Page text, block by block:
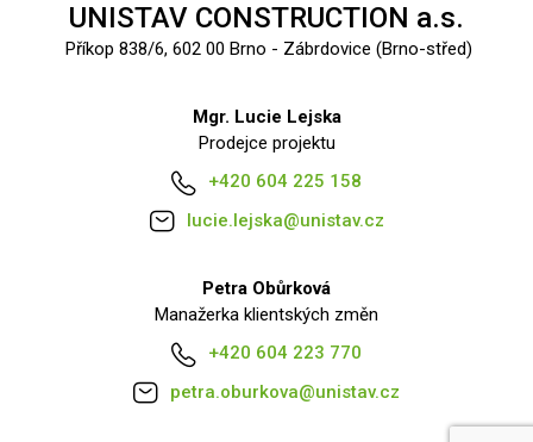
UNISTAV CONSTRUCTION a.s.
Příkop 838/6, 602 00 Brno - Zábrdovice (Brno-střed)
Mgr. Lucie Lejska
Prodejce projektu
+420 604 225 158
lucie.lejska@unistav.cz
Petra Obůrková
Manažerka klientských změn
+420 604 223 770
petra.oburkova@unistav.cz